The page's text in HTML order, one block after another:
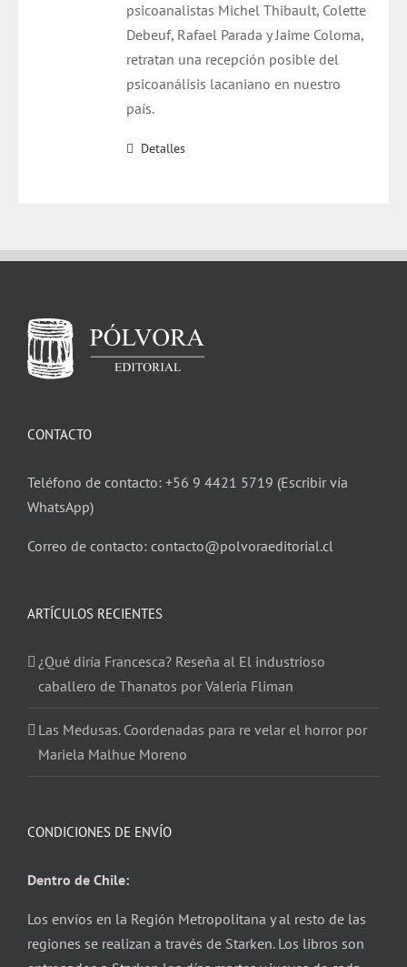
psicoanalistas Michel Thibault, Colette
Debeuf, Rafael Parada y Jaime Coloma,
retratan una recepción posible del
psicoanálisis lacaniano en nuestro
país.
Detalles
CONTACTO
Teléfono de contacto: +56 9 4421 5719 (Escribir vía
WhatsApp)
Correo de contacto: contacto@polvoraeditorial.cl
ARTÍCULOS RECIENTES
¿Qué diría Francesca? Reseña al El industrioso
caballero de Thanatos por Valeria Fliman
Las Medusas. Coordenadas para re velar el horror por
Mariela Malhue Moreno
CONDICIONES DE ENVÍO
Dentro de Chile:
Los envíos en la Región Metropolitana y al resto de las
regiones se realizan a través de Starken. Los libros son